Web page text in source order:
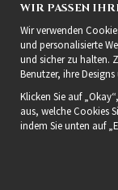
WIR PASSEN
Wir verwenden
und personalisierte
und sicher zu halten.
Benutzer, ihre
Klicken Sie auf
aus, welche Cookies
indem Sie unten auf